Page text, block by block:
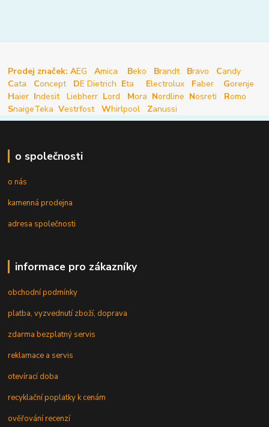
Prodej značek: AEG Amica Beko Brandt Bravo Candy
Cata Concept DE Dietrich Eta Electrolux Faber Gorenje
Haier Indesit Liebherr Lord Mora Nordline Nosreti Romo
SnaigeTeka Vestrfost Whirlpool Zanussi
o společnosti
o nás
kamenná prodejna
adresa společnosti
informace pro zákazníky
obchodní podmínky
platba, vyzvednutí zboží, doprava
zdarma bezplatný servis
reklamace a servis
otevírací doba
recyklační poplatky k cenám
ověřování recenzí